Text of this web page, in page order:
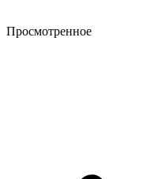
Просмотренное